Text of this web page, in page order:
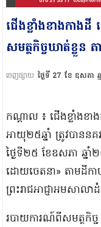
ជើងខ្លាំងខាងកាង
សមត្ថកិច្ចឃាត់ខ្លួន ត
ចេញផ្សាយ ថ្ងៃទី 27 ខែ ឧសភា ឆ្
កណ្តាល ៖ ជើងខ្លាំងខ
អាយុ២៥ឆ្នាំ ត្រូវបានន
ថ្ងៃទី២៥ ខែឧសភា ឆ្ន
ដោយចេតនា» តាមដីក
ព្រះរាជអាជ្ញាអមសាល
របាយការណ៍ពីសមត្ថកិច្